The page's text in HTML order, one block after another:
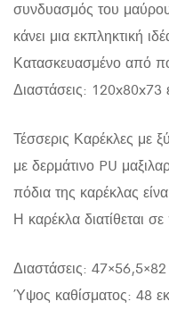
συνδυασμός του
κάνει μια εκπληκτική
Κατασκευασμένο από
Διαστάσεις: 120x80x73
Τέσσερις Καρέκλες με
με δερμάτινο PU
πόδια της καρέκλας
Η καρέκλα διατίθεται
Διαστάσεις:
Ύψος καθίσματος: 48